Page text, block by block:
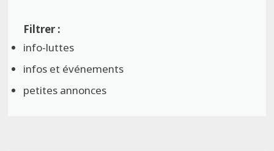
info-luttes
infos et événements
petites annonces